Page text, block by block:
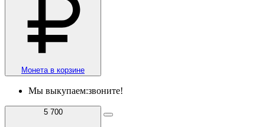
Монета в корзине
Мы выкупаем:звоните!
5 700